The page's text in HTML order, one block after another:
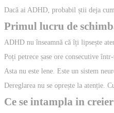
Dacă ai ADHD, probabil știi deja
Primul lucru de
ADHD nu înseamnă că îți lipsește
Poți petrece șase ore consecutive
Asta nu este lene. Este un sistem
Dereglarea nu se oprește la atenție.
Ce se intampla in creier